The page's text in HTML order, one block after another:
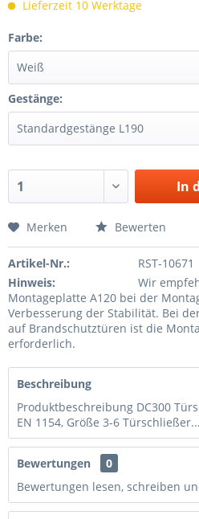
Lieferzeit 10 Werktage
Farbe:
Gestänge:
In
Merken Bewerten
Artikel-Nr.:
RST-10671
Hinweis:
Wir
Montageplatte A120 bei der
Verbesserung der Stabilität. Bei
auf Brandschutztüren ist die
erforderlich.
Beschreibung
Produktbeschreibung DC300
EN 1154, Größe 3-6 Türschließer...
Bewertungen
0
Bewertungen lesen, schreiben